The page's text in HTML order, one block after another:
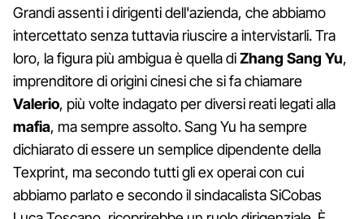
Grandi assenti i dirigenti dell'azienda, che abbiamo
intercettato senza tuttavia riuscire a intervistarli. Tra
loro, la figura più ambigua è quella diZhang Sang Yu,
imprenditore di origini cinesi che si fa chiamare
Valerio, più volte indagato per diversi reati legati alla
mafia, ma sempre assolto. Sang Yu ha sempre
dichiarato di essere un semplice dipendente della
Texprint, ma secondo tutti gli ex operai con cui
abbiamo parlato e secondo il sindacalista SiCobas